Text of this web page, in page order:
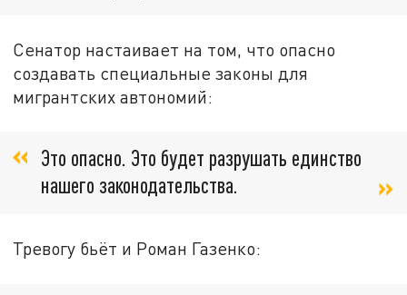
Сенатор настаивает на том, что опасно
создавать специальные законы для
мигрантских автономий:
Это опасно. Это будет разрушать единство
нашего законодательства.
Тревогу бьёт и Роман Газенко: